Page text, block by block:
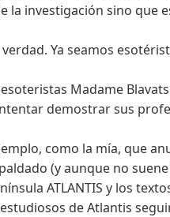
la investigación sino que
Ya seamos
esoteristas Madame
demostrar sus
como la mía, que
(y aunque no
ATLANTIS y los
de Atlantis